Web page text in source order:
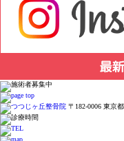
〒182-0006 東京